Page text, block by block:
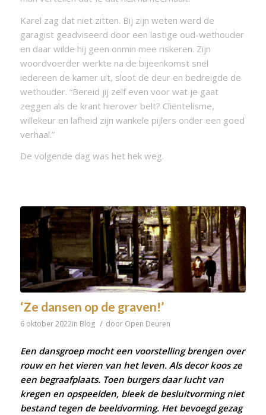
Karel zag dat niet zitten. Bij zijn weten werd de
garagist geadviseerd door een lastige oud-wethouder
en daar wilde hij geen onmin mee riskeren. Zijn
woordvoerder werkte na de bijeenkomst snel
iedereen de kamer uit, sloot de deur en bedreigde de
wethouder. “Bereid jij zelf even voor wat je gaat
zeggen als de krant hierover belt? Cliëntelisme,
willekeur en lafheid zijn wankele pijlers onder een goed
verhaal.”
De volgende dag was het hek weg.
‘Ze dansen op de graven!’
6 oktober 2022in Blog / door Open Deuren
Een dansgroep mocht een voorstelling brengen over
rouw en het vieren van het leven. Als decor koos ze
een begraafplaats. Toen burgers daar lucht van
kregen en opspeelden, bleek de besluitvorming niet
bestand tegen de beeldvorming. Het bevoegd gezag